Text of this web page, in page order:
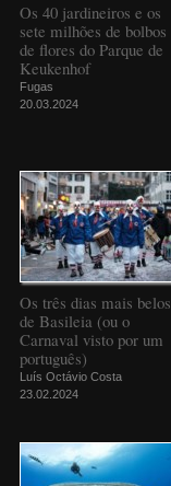
Os 40 jardineiros e os
sete milhões de bolbos
de flores do Parque de
Keukenhof
Fugas
20.03.2024
Os três dias mais belos
de Basileia (ou o
Carnaval visto por um
português)
Luís Octávio Costa
23.02.2024